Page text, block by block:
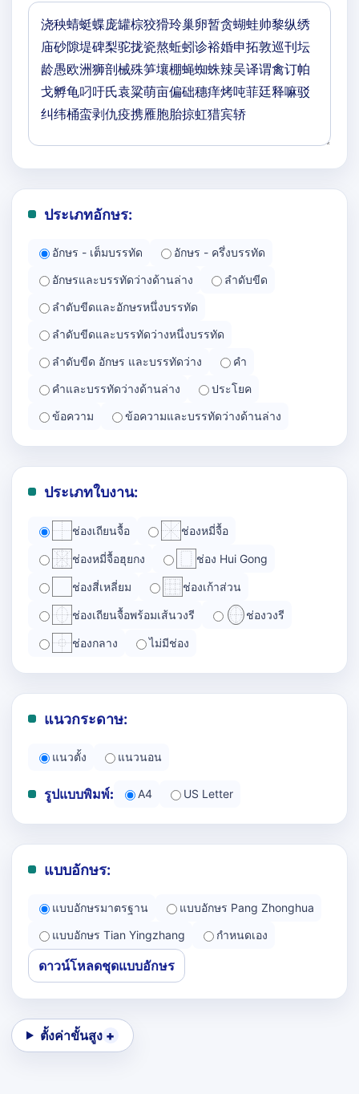
ประเภทอักษร:
อักษร - เต็มบรรทัด
อักษร - ครึ่งบรรทัด
อักษรและบรรทัดว่างด้านล่าง
ลำดับขีด
ลำดับขีดและอักษรหนึ่งบรรทัด
ลำดับขีดและบรรทัดว่างหนึ่งบรรทัด
ลำดับขีด อักษร และบรรทัดว่าง
คำ
คำและบรรทัดว่างด้านล่าง
ประโยค
ข้อความ
ข้อความและบรรทัดว่างด้านล่าง
ประเภทใบงาน:
ช่องเถียนจื้อ ช่องหมี่จื้อ
ช่องหมี่จื้อฮุยกง ช่อง Hui Gong
ช่องสี่เหลี่ยม ช่องเก้าส่วน
ช่องเถียนจื้อพร้อมเส้นวงรี ช่องวงรี
ช่องกลาง ไม่มีช่อง
แนวกระดาษ:
แนวตั้ง แนวนอน
รูปแบบพิมพ์: A4 US Letter
แบบอักษร:
แบบอักษรมาตรฐาน
แบบอักษร Pang Zhonghua
แบบอักษร Tian Yingzhang
กำหนดเอง
ดาวน์โหลดชุดแบบอักษร
ตั้งค่าขั้นสูง